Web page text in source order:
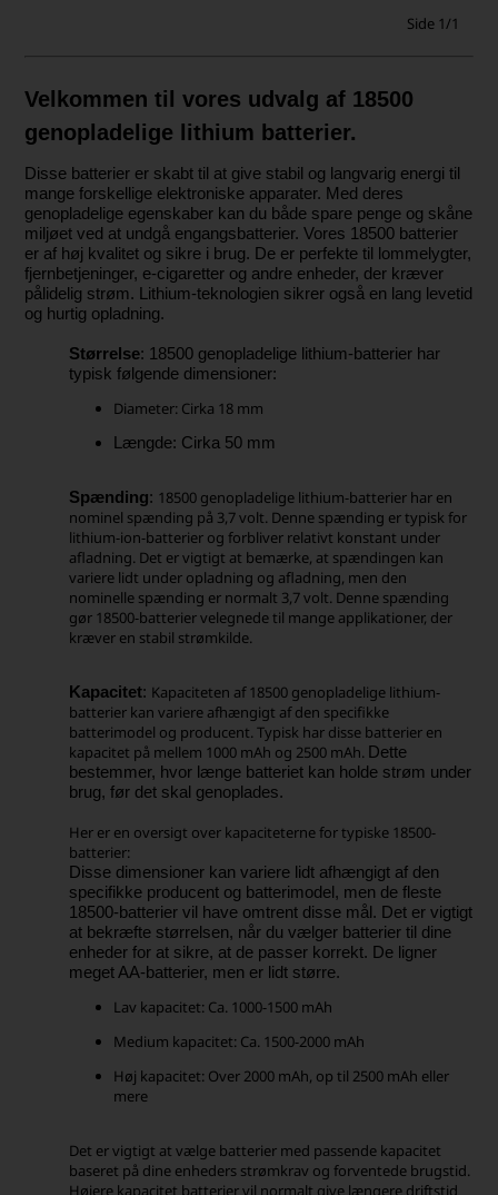
Side 1/1
Velkommen til vores udvalg af 18500
genopladelige lithium batterier.
Disse batterier er skabt til at give stabil og langvarig energi til
mange forskellige elektroniske apparater. Med deres
genopladelige egenskaber kan du både spare penge og skåne
miljøet ved at undgå engangsbatterier. Vores 18500 batterier
er af høj kvalitet og sikre i brug. De er perfekte til lommelygter,
fjernbetjeninger, e-cigaretter og andre enheder, der kræver
pålidelig strøm. Lithium-teknologien sikrer også en lang levetid
og hurtig opladning.
Størrelse: 18500 genopladelige lithium-batterier har
typisk følgende dimensioner:
Diameter: Cirka 18 mm
Længde: Cirka 50 mm
Spænding: 18500 genopladelige lithium-batterier har en
nominel spænding på 3,7 volt. Denne spænding er typisk for
lithium-ion-batterier og forbliver relativt konstant under
afladning. Det er vigtigt at bemærke, at spændingen kan
variere lidt under opladning og afladning, men den
nominelle spænding er normalt 3,7 volt. Denne spænding
gør 18500-batterier velegnede til mange applikationer, der
kræver en stabil strømkilde.
Kapacitet: Kapaciteten af 18500 genopladelige lithium-
batterier kan variere afhængigt af den specifikke
batterimodel og producent. Typisk har disse batterier en
kapacitet på mellem 1000 mAh og 2500 mAh. Dette
bestemmer, hvor længe batteriet kan holde strøm under
brug, før det skal genoplades.
Her er en oversigt over kapaciteterne for typiske 18500-
batterier:
Disse dimensioner kan variere lidt afhængigt af den
specifikke producent og batterimodel, men de fleste
18500-batterier vil have omtrent disse mål. Det er vigtigt
at bekræfte størrelsen, når du vælger batterier til dine
enheder for at sikre, at de passer korrekt. De ligner
meget AA-batterier, men er lidt større.
Lav kapacitet: Ca. 1000-1500 mAh
Medium kapacitet: Ca. 1500-2000 mAh
Høj kapacitet: Over 2000 mAh, op til 2500 mAh eller
mere
Det er vigtigt at vælge batterier med passende kapacitet
baseret på dine enheders strømkrav og forventede brugstid.
Højere kapacitet batterier vil normalt give længere driftstid